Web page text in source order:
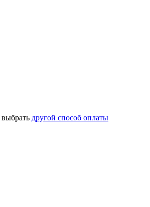
другой способ оплаты